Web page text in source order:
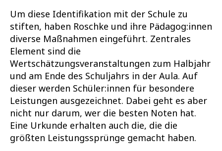
Um diese Identifikation mit der Schule zu
stiften, haben Roschke und ihre Pädagog:innen
diverse Maßnahmen eingeführt. Zentrales
Element sind die
Wertschätzungsveranstaltungen zum Halbjahr
und am Ende des Schuljahrs in der Aula. Auf
dieser werden Schüler:innen für besondere
Leistungen ausgezeichnet. Dabei geht es aber
nicht nur darum, wer die besten Noten hat.
Eine Urkunde erhalten auch die, die die
größten Leistungssprünge gemacht haben.